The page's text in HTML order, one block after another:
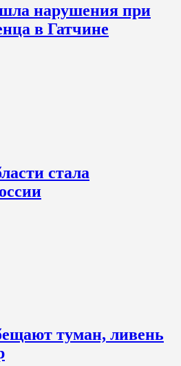
нарушения при
в Гатчине
стала
туман, ливень